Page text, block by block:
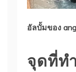
อัลบั้มของ
จุดที่ท